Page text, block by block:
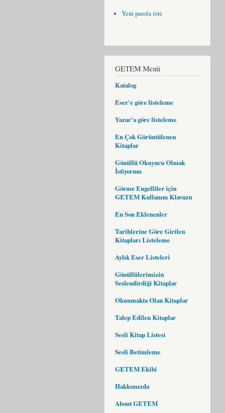
Yeni parola iste
GETEM Menü
Katalog
Eser'e göre listeleme
Yazar'a göre listeleme
En Çok Görüntülenen
Kitaplar
Gönüllü Okuyucu Olmak
İstiyorum
Görme Engelliler için
GETEM Kullanım Klavuzu
En Son Eklenenler
Tarihlerine Göre Girilen
Kitapları Listeleme
Aylık Eser Listeleri
Gönüllülerimizin
Seslendirdiği Kitaplar
Okunmakta Olan Kitaplar
Talep Edilen Kitaplar
Sesli Kitap Listesi
Sesli Betimleme
GETEM Ekibi
Hakkımızda
About GETEM